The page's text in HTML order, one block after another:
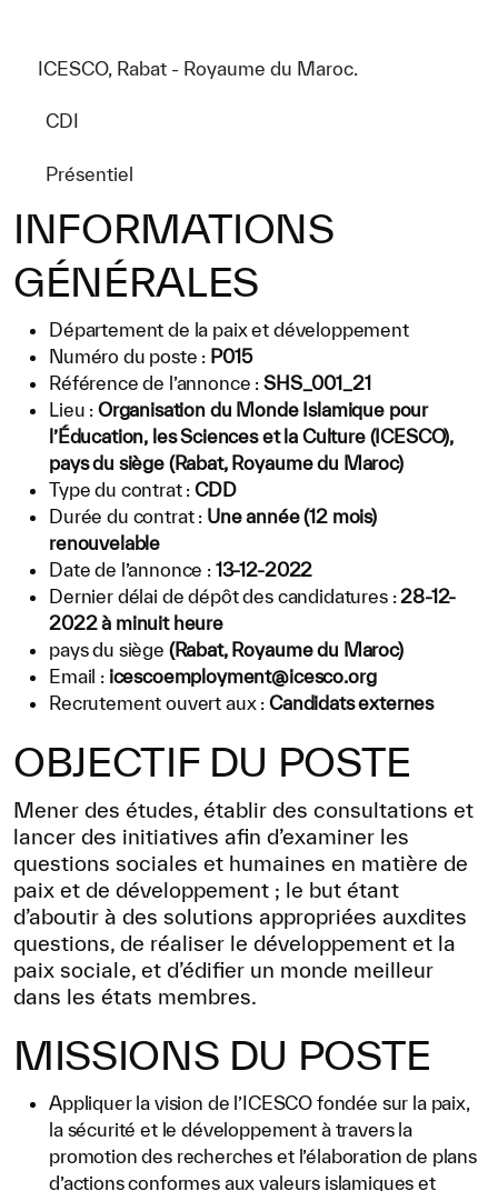
d’Excellence
Ce que nous faisons
Domaines d’expertise
Secrétariat Général
Partenariats
Notre impact
Objectifs de développement durable
Données et perspectives
Bibliothèque Numérique de l’ICESCO
Musées et Expositions
Actualités et événements
Communiqués de presse
Réseaux Sociaux de l’ICESCO
Contact
Contact
Bureaux de l’ICESCO
S’engager
S’engager
Rejoignez la famille de l’ICESCO
Pour les fournisseurs
ICESCO, Rabat - Royaume du Maroc.
CDI
Présentiel
INFORMATIONS
GÉNÉRALES
Département de la paix et développement
Numéro du poste : P015
Référence de l’annonce : SHS_001_21
Lieu : Organisation du Monde Islamique pour
l’Éducation, les Sciences et la Culture (ICESCO),
pays du siège (Rabat, Royaume du Maroc)
Type du contrat :CDD
Durée du contrat : Une année (12 mois)
renouvelable
Date de l’annonce : 13-12-2022
Dernier délai de dépôt des candidatures :28-12-
2022 à minuit heure
pays du siège (Rabat, Royaume du Maroc)
Email : icescoemployment@icesco.org
Recrutement ouvert aux : Candidats externes
OBJECTIF DU POSTE
Mener des études, établir des consultations et
lancer des initiatives afin d’examiner les
questions sociales et humaines en matière de
paix et de développement ; le but étant
d’aboutir à des solutions appropriées auxdites
questions, de réaliser le développement et la
paix sociale, et d’édifier un monde meilleur
dans les états membres.
MISSIONS DU POSTE
Appliquer la vision de l’ICESCO fondée sur la paix,
la sécurité et le développement à travers la
promotion des recherches et l’élaboration de plans
d’actions conformes aux valeurs islamiques et